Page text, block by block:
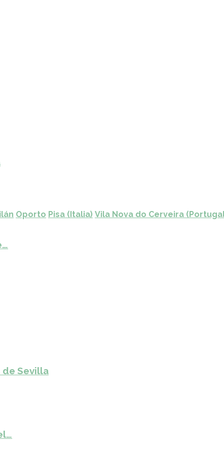
Oporto Pisa (Italia) Vila Nova do Cerveira
de Sevilla